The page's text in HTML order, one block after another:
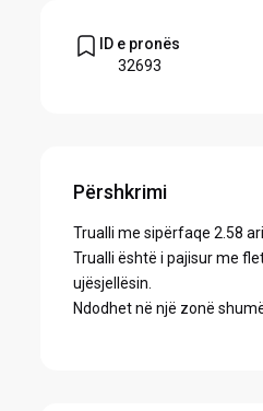
ID e pronës
32693
Përshkrimi
Trualli me sipërfaqe 2.58
Trualli është i pajisur me
ujësjellësin.
Ndodhet në një zonë